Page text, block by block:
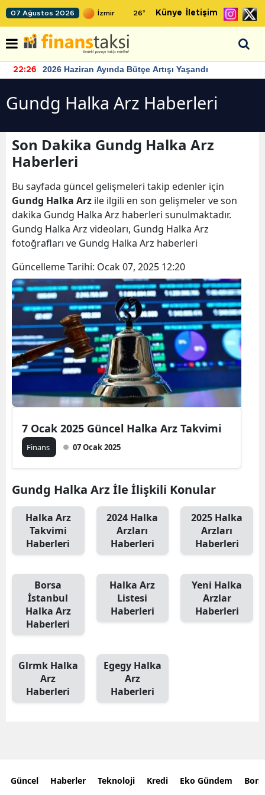
07 Ağustos 2026 26° Künye İletişim
22:26 2026 Haziran Ayında Bütçe Artışı Yaşandı
Gundg Halka Arz Haberleri
Son Dakika Gundg Halka Arz
Haberleri
Bu sayfada güncel gelişmeleri takip edenler için
Gundg Halka Arz ile ilgili en son gelişmeler ve son
dakika Gundg Halka Arz haberleri sunulmaktadır.
Gundg Halka Arz videoları, Gundg Halka Arz
fotoğrafları ve Gundg Halka Arz haberleri
Güncelleme Tarihi: Ocak 07, 2025 12:20
7 Ocak 2025 Güncel Halka Arz Takvimi
Finans 07 Ocak 2025
Gundg Halka Arz İle İlişkili Konular
Halka Arz
Takvimi
Haberleri
2024 Halka
Arzları
Haberleri
2025 Halka
Arzları
Haberleri
Borsa
İstanbul
Halka Arz
Haberleri
Halka Arz
Listesi
Haberleri
Yeni Halka
Arzlar
Haberleri
Glrmk Halka
Arz
Haberleri
Egegy Halka
Arz
Haberleri
Güncel Haberler Teknoloji Kredi Eko Gündem